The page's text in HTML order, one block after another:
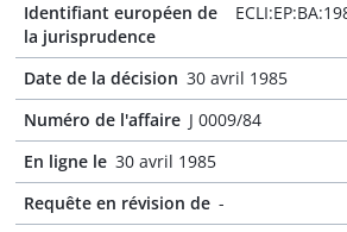
Identifiant européen de
la jurisprudence
Date de la décision 30 avril 1985
Numéro de l'affaire J 0009/84
En ligne le 30 avril 1985
Requête en révision de -